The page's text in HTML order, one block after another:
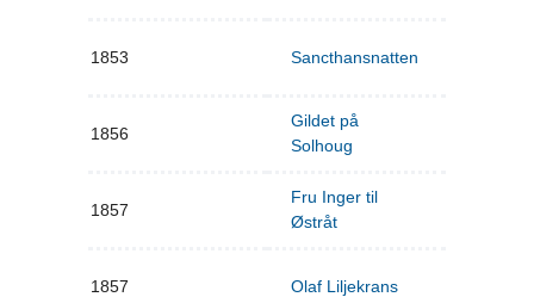
1853 Sancthansnatten
1856
Gildet på
Solhoug
1857
Fru Inger til
Østråt
1857 Olaf Liljekrans